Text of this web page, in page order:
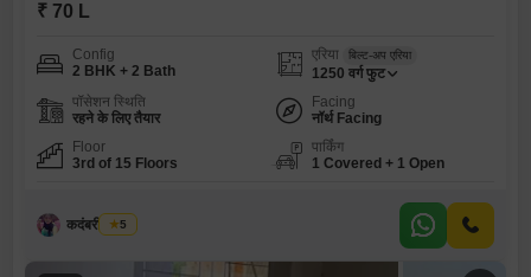
₹ 70 L
Config
2 BHK + 2 Bath
एरिया बिल्ट-अप एरिया
1250 वर्ग फुट
पॉसेशन स्थिति
रहने के लिए तैयार
Facing
नॉर्थ Facing
Floor
3rd of 15 Floors
पार्किंग
1 Covered + 1 Open
कदंबरी मेश्राम
5